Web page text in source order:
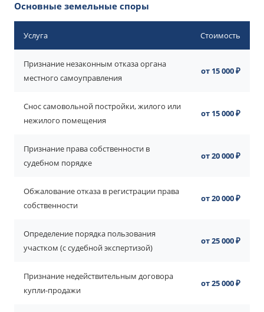
Основные земельные споры
Услуга Стоимость
Признание незаконным отказа органа
местного самоуправления
от 15 000 ₽
Снос самовольной постройки, жилого или
нежилого помещения
от 15 000 ₽
Признание права собственности в
судебном порядке
от 20 000 ₽
Обжалование отказа в регистрации права
собственности
от 20 000 ₽
Определение порядка пользования
участком (с судебной экспертизой)
от 25 000 ₽
Признание недействительным договора
купли-продажи
от 25 000 ₽